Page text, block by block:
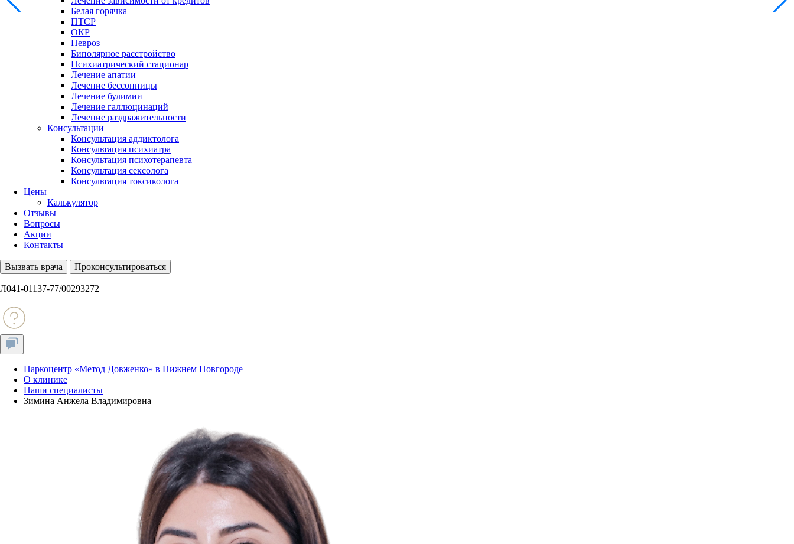
Белая горячка
ПТСР
ОКР
Невроз
Биполярное расстройство
Психиатрический стационар
Лечение апатии
Лечение бессонницы
Лечение булимии
Лечение галлюцинаций
Лечение раздражительности
Консультации
Консультация аддиктолога
Консультация психиатра
Консультация психотерапевта
Консультация сексолога
Консультация токсиколога
Цены
Калькулятор
Отзывы
Вопросы
Акции
Контакты
Вызвать врача Проконсультироваться
Л041-01137-77/00293272
Наркоцентр «Метод Довженко» в Нижнем Новгороде
О клинике
Наши специалисты
Зимина Анжела Владимировна